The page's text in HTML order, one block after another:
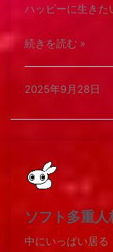
ハッピーに生きた
続きを読む »
2025年9月28日
ソフト多重人
中にいっぱい居る​